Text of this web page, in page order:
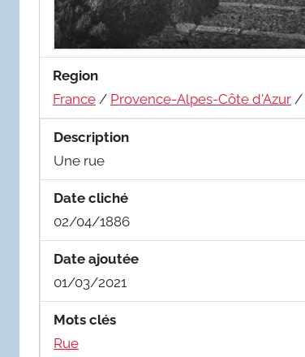
Region
France / Provence-Alpes-Côte d'Azur /
Description
Une rue
Date cliché
02/04/1886
Date ajoutée
01/03/2021
Mots clés
Rue